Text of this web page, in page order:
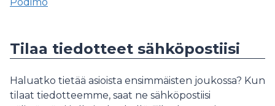
Tilaa tiedotteet sähköpostiisi
Haluatko tietää asioista ensimmäisten joukossa? Kun
tilaat tiedotteemme, saat ne sähköpostiisi